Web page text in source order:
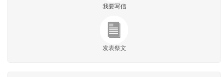
我要写信
发表祭文